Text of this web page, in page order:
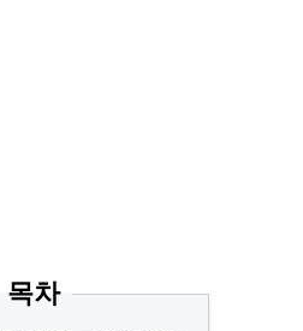
목차